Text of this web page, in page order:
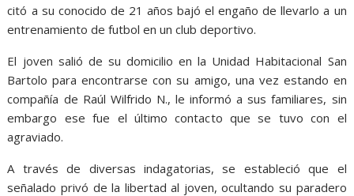
citó a su conocido de 21 años bajó el engaño de llevarlo a un
entrenamiento de futbol en un club deportivo.
El joven salió de su domicilio en la Unidad Habitacional San
Bartolo para encontrarse con su amigo, una vez estando en
compañía de Raúl Wilfrido N., le informó a sus familiares, sin
embargo ese fue el último contacto que se tuvo con el
agraviado.
A través de diversas indagatorias, se estableció que el
señalado privó de la libertad al joven, ocultando su paradero